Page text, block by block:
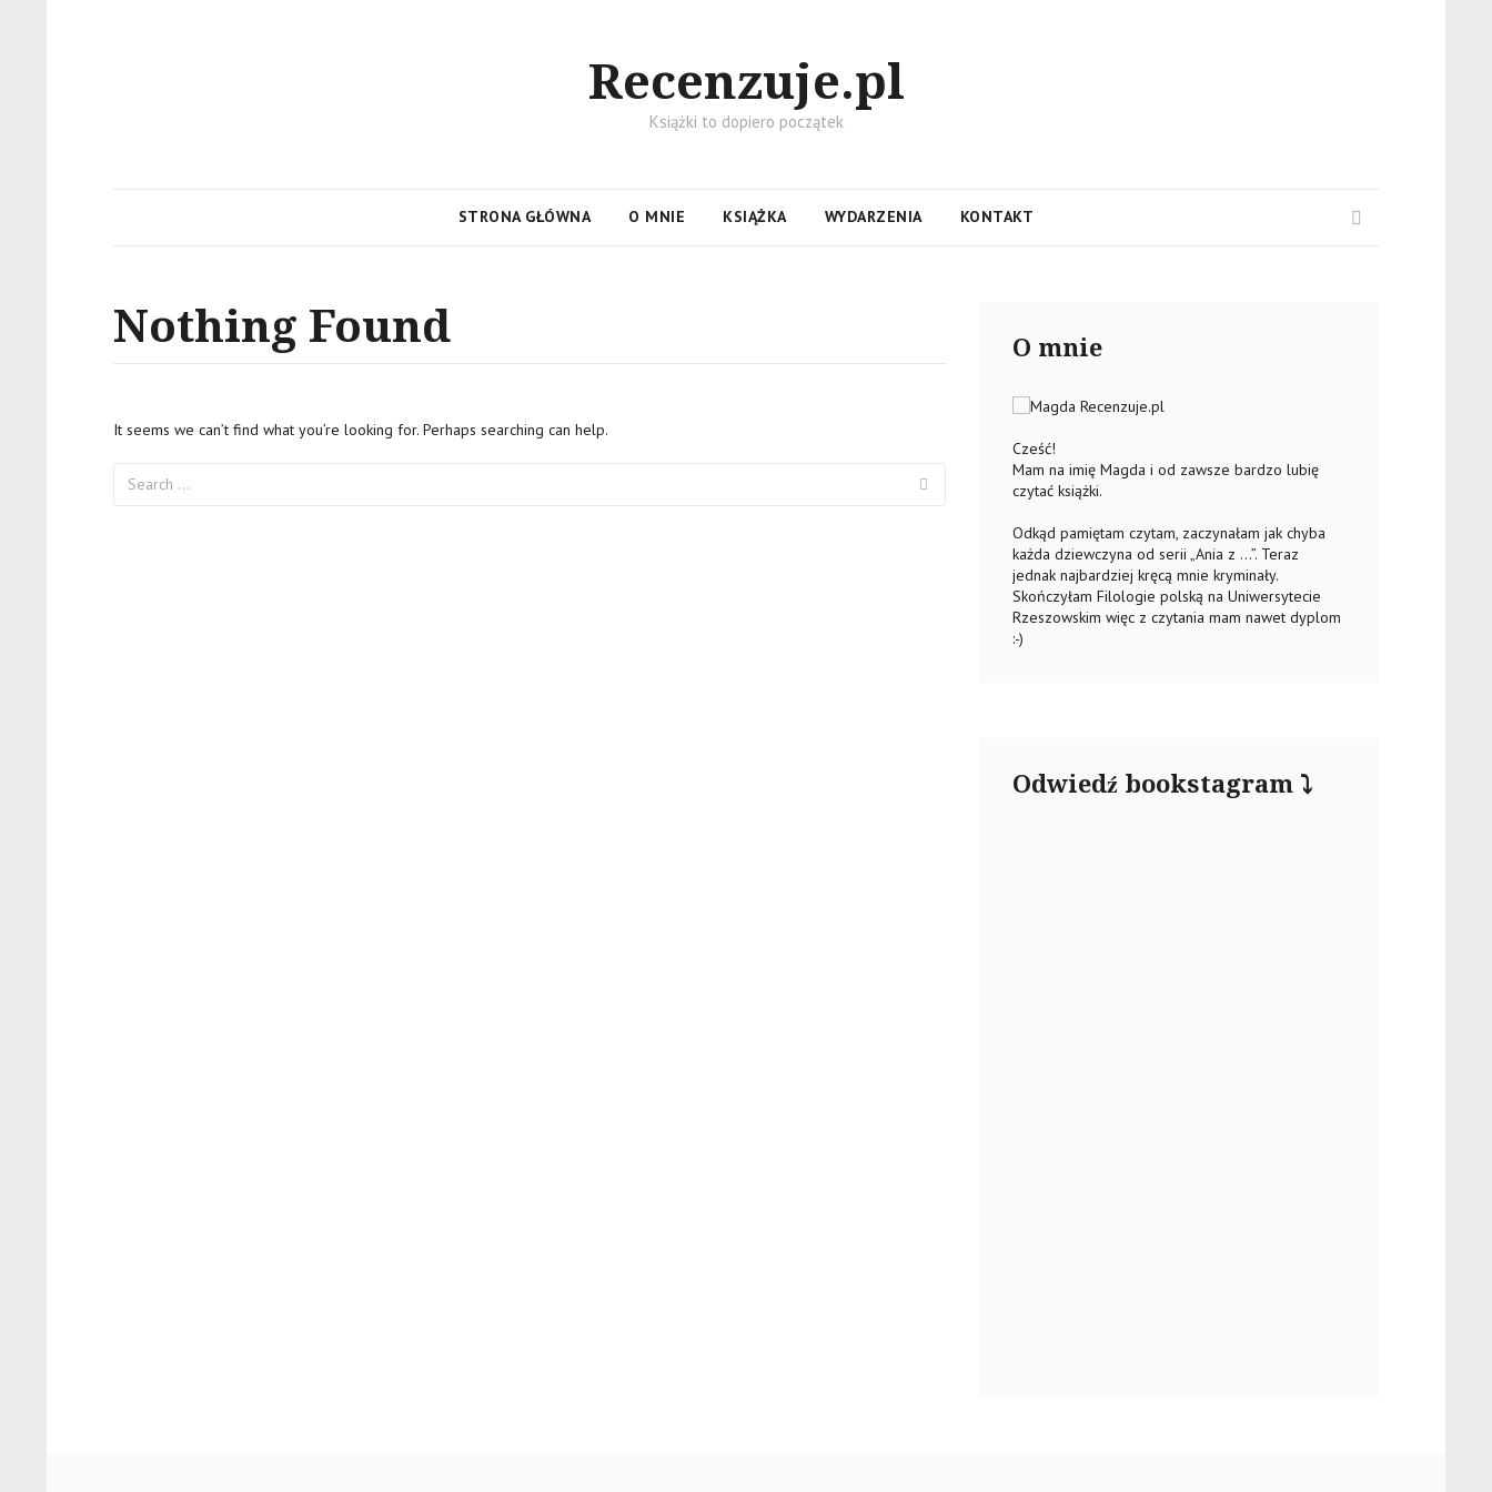
Recenzuje.pl
Książki to dopiero początek
STRONA GŁÓWNA O MNIE KSIĄŻKA WYDARZENIA KONTAKT
Nothing Found
It seems we can’t find what you’re looking for. Perhaps searching can help.
for:
O mnie
Cześć!
Mam na imię Magda i od zawsze bardzo lubię
czytać książki.
Odkąd pamiętam czytam, zaczynałam jak chyba
każda dziewczyna od serii „Ania z …”. Teraz
jednak najbardziej kręcą mnie kryminały.
Skończyłam Filologie polską na Uniwersytecie
Rzeszowskim więc z czytania mam nawet dyplom
:-)
Odwiedź bookstagram ⤵